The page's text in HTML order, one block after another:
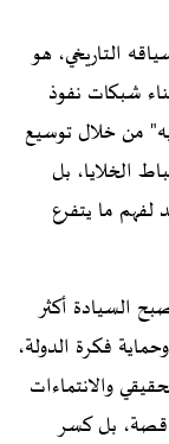
التاريخي، هو
شبكات نفوذ
من خلال توسيع
الخلايا، بل
لفهم ما يتفرع
السيادة أكثر
فكرة الدولة،
والانتماءات
قصة، بل كسر